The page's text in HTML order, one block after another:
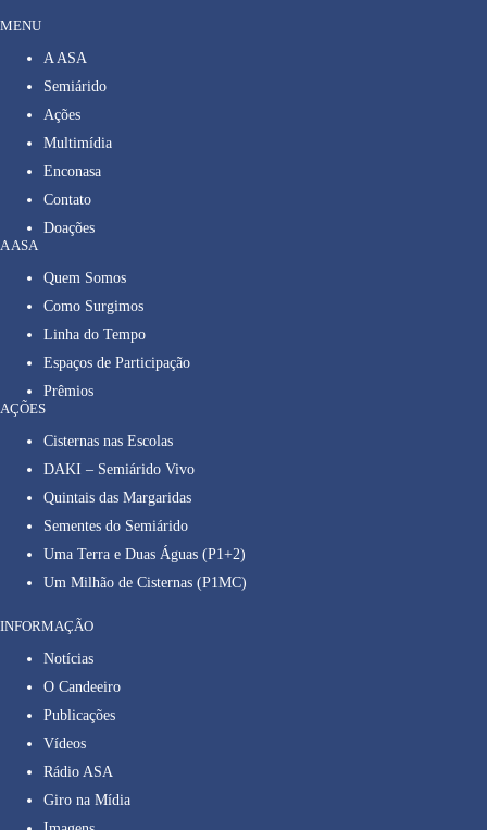
MENU
A ASA
Semiárido
Ações
Multimídia
Enconasa
Contato
Doações
A ASA
Quem Somos
Como Surgimos
Linha do Tempo
Espaços de Participação
Prêmios
AÇÕES
Cisternas nas Escolas
DAKI – Semiárido Vivo
Quintais das Margaridas
Sementes do Semiárido
Uma Terra e Duas Águas (P1+2)
Um Milhão de Cisternas (P1MC)
INFORMAÇÃO
Notícias
O Candeeiro
Publicações
Vídeos
Rádio ASA
Giro na Mídia